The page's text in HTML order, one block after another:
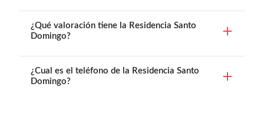
¿Qué valoración tiene la Residencia Santo
Domingo?
¿Cual es el teléfono de la Residencia Santo
Domingo?